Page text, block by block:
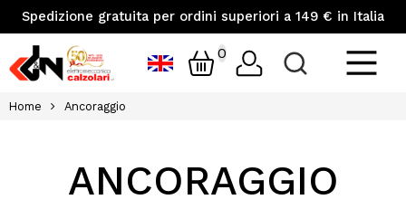
Spedizione gratuita per ordini superiori a 149 € in Italia
0
Home Ancoraggio
ANCORAGGIO